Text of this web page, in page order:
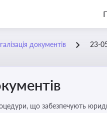
документів 23-
що забезпечують